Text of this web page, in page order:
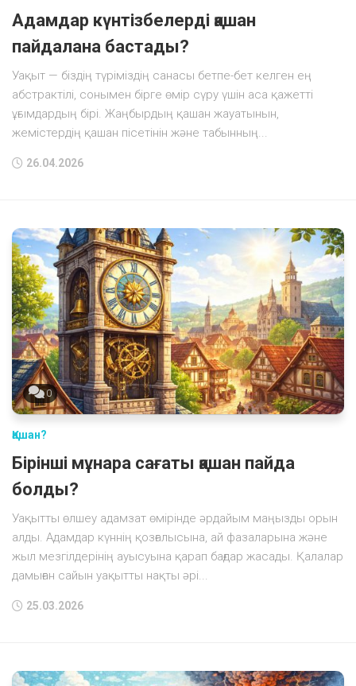
Адамдар күнтізбелерді қашан
пайдалана бастады?
Уақыт — біздің түріміздің санасы бетпе-бет келген ең
абстрактілі, сонымен бірге өмір сүру үшін аса қажетті
ұғымдардың бірі. Жаңбырдың қашан жауатынын,
жемістердің қашан пісетінін және табынның...
26.04.2026
0
Қашан?
Бірінші мұнара сағаты қашан пайда
болды?
Уақытты өлшеу адамзат өмірінде әрдайым маңызды орын
алды. Адамдар күннің қозғалысына, ай фазаларына және
жыл мезгілдерінің ауысуына қарап бағдар жасады. Қалалар
дамыған сайын уақытты нақты әрі...
25.03.2026